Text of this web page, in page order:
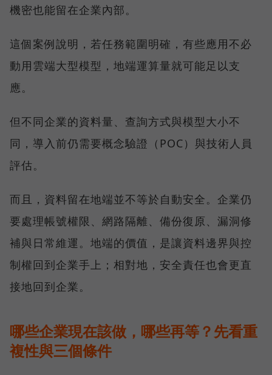
機密也能留在企業內部。
這個案例說明，若任務範圍明確，有些應用不必
動用雲端大型模型，地端運算量就可能足以支
應。
但不同企業的資料量、查詢方式與模型大小不
同，導入前仍需要概念驗證（POC）與技術人員
評估。
而且，資料留在地端並不等於自動安全。企業仍
要處理帳號權限、網路隔離、備份復原、漏洞修
補與日常維運。地端的價值，是讓資料邊界與控
制權回到企業手上；相對地，安全責任也會更直
接地回到企業。
哪些企業現在該做，哪些再等？先看重
複性與三個條件